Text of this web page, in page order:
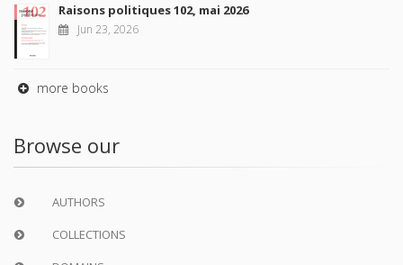
Raisons politiques 102, mai 2026
Jun 23, 2026
more books
Browse our
AUTHORS
COLLECTIONS